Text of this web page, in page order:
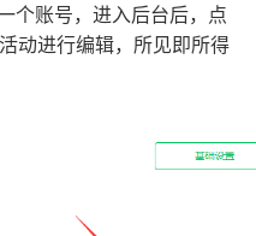
个账号，进入后台后，点
动进行编辑，所见即所得